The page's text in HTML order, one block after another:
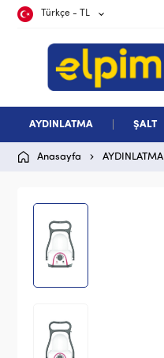
Türkçe - TL
AYDINLATMA ŞALT
Anasayfa AYDINLATMA